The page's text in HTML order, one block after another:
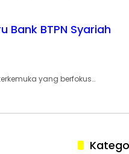
Bank BTPN Syariah
yang berfokus…